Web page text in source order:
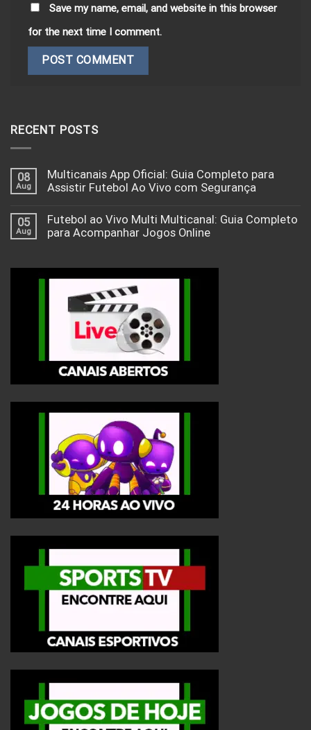
Save my name, email, and website in this browser
for the next time I comment.
RECENT POSTS
08
Aug
Multicanais App Oficial: Guia Completo para
Assistir Futebol Ao Vivo com Segurança
05
Aug
Futebol ao Vivo Multi Multicanal: Guia Completo
para Acompanhar Jogos Online